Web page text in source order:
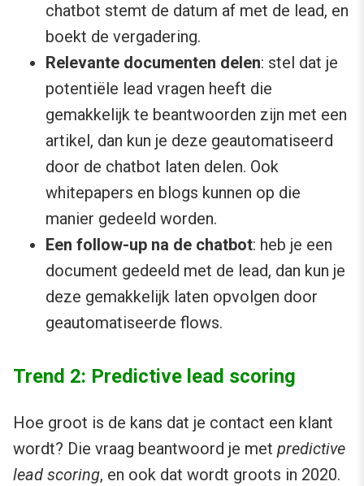
chatbot stemt de datum af met de lead, en
boekt de vergadering.
Relevante documenten delen: stel dat je
potentiële lead vragen heeft die
gemakkelijk te beantwoorden zijn met een
artikel, dan kun je deze geautomatiseerd
door de chatbot laten delen. Ook
whitepapers en blogs kunnen op die
manier gedeeld worden.
Een follow-up na de chatbot: heb je een
document gedeeld met de lead, dan kun je
deze gemakkelijk laten opvolgen door
geautomatiseerde flows.
Trend 2: Predictive lead scoring
Hoe groot is de kans dat je contact een klant
wordt? Die vraag beantwoord je met predictive
lead scoring, en ook dat wordt groots in 2020.